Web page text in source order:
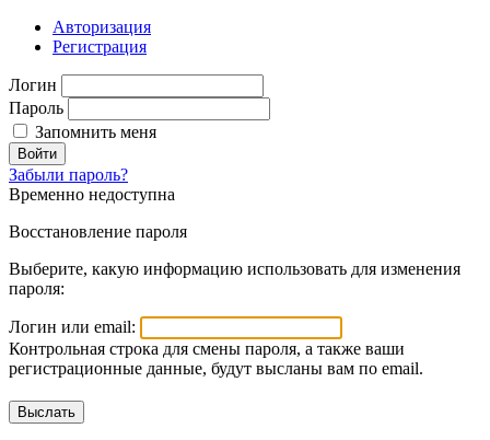
Авторизация
Регистрация
Логин
Пароль
Запомнить меня
Войти
Забыли пароль?
Временно недоступна
Восстановление пароля
Выберите, какую информацию использовать для изменения
пароля:
Логин или email:
Контрольная строка для смены пароля, а также ваши
регистрационные данные, будут высланы вам по email.